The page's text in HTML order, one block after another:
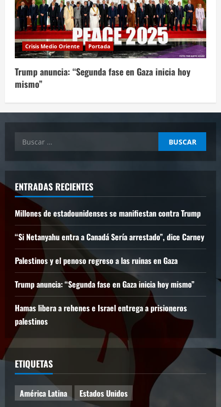
Crisis Medio Oriente Portada
Trump anuncia: “Segunda fase en Gaza inicia hoy
mismo”
Buscar:
ENTRADAS RECIENTES
Millones de estadounidenses se manifiestan contra Trump
“Si Netanyahu entra a Canadá Sería arrestado”, dice Carney
Palestinos y el penoso regreso a las ruinas en Gaza
Trump anuncia: “Segunda fase en Gaza inicia hoy mismo”
Hamas libera a rehenes e Israel entrega a prisioneros
palestinos
ETIQUETAS
América Latina Estados Unidos